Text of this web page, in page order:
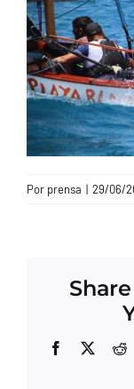
CONTACTO
Por prensa | 29/06/
Facebook
X